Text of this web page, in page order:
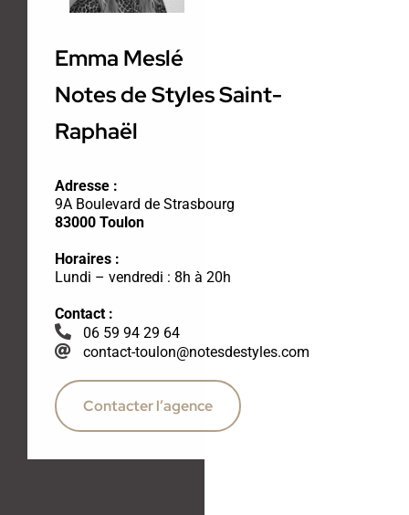
Emma Meslé
Notes de Styles Saint-
Raphaël
Adresse :
9A Boulevard de Strasbourg
83000 Toulon
Horaires :
Lundi – vendredi : 8h à 20h
Contact :
06 59 94 29 64
contact-toulon@notesdestyles.com
Contacter l’agence